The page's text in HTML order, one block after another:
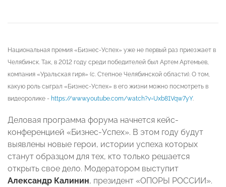
Национальная премия «Бизнес-Успех» уже не первый раз приезжает в
Челябинск. Так, в 2012 году среди победителей был Артем Артемьев,
компания «Уральская гиря» (с. Степное Челябинской области). О том,
какую роль сыграл «Бизнес-Успех» в его жизни можно посмотреть в
видеоролике - https://www.youtube.com/watch?v=Uxb81Vqw7yY.
Деловая программа форума начнется кейс-
конференцией «Бизнес-Успех». В этом году будут
выявлены новые герои, истории успеха которых
станут образцом для тех, кто только решается
открыть свое дело. Модератором выступит
Александр Калинин, президент «ОПОРЫ РОССИИ».